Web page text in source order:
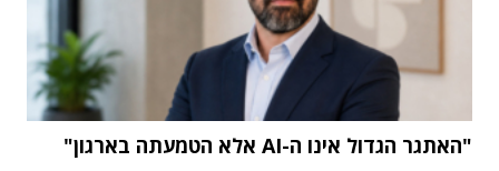
"האתגר הגדול אינו ה-AI אלא הטמעתה בארגון"